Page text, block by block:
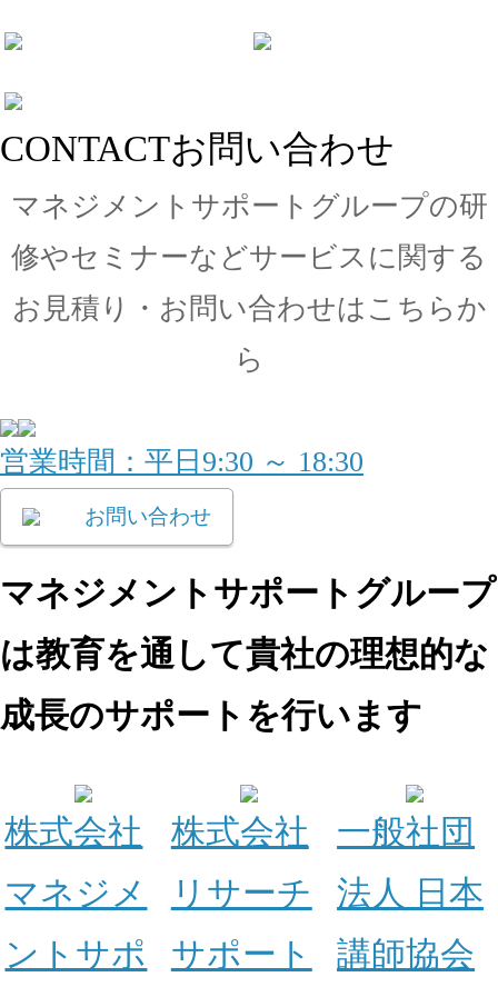
CONTACTお問い合わせ
マネジメントサポートグループの研
修やセミナーなどサービスに関する
お見積り・ お問い合わせはこちらか
ら
営業時間：平日9:30 ～ 18:30
お問い合わせ
マネジメントサポートグループ
は教育を通して貴社の理想的な
成長のサポートを行います
株式会社
マネジメ
ントサポ
株式会社
リサーチ
サポート
一般社団
法人 日本
講師協会